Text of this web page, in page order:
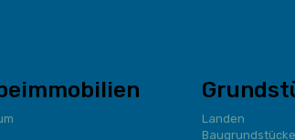
Landen